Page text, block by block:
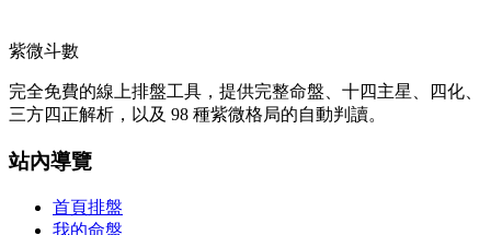
紫微斗數
完全免費的線上排盤工具，提供完整命盤、十四主星、四化、
三方四正解析，以及 98 種紫微格局的自動判讀。
站內導覽
首頁排盤
我的命盤